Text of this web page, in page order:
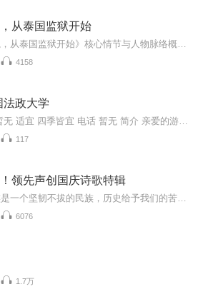
从泰国监狱开始
4158
法政大学
117
领先声创国庆诗歌特辑
6076
1.7万